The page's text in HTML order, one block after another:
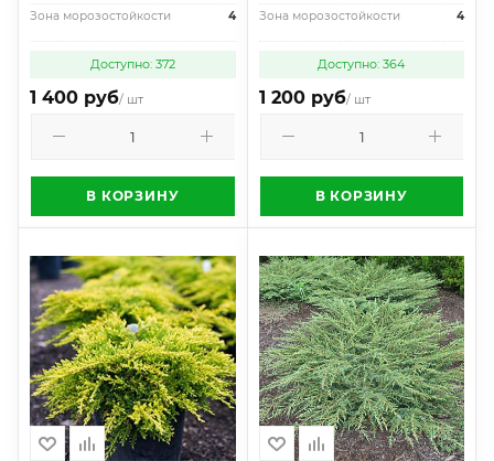
Зона морозостойкости 4
Доступно: 372
1 400 руб/ шт
В КОРЗИНУ
Зона морозостойкости 4
Доступно: 364
1 200 руб/ шт
В КОРЗИНУ